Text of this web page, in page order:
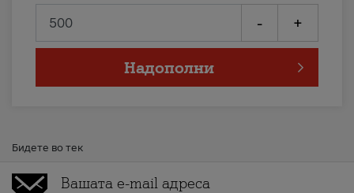
- +
Надополни
Бидете во тек